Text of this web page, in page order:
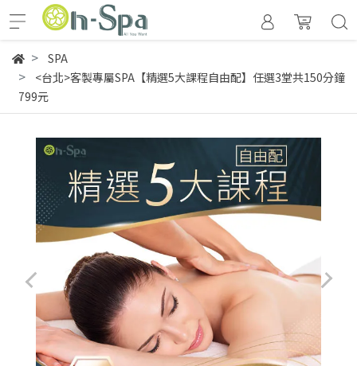
SPA
<台北>客製專屬SPA【精選5大課程自由配】任選3堂共150分鐘
799元